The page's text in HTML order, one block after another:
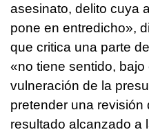
asesinato, delito cuya
pone en entredicho»,
que critica una parte
«no tiene sentido,
vulneración de la
pretender una revisión
resultado alcanzado a